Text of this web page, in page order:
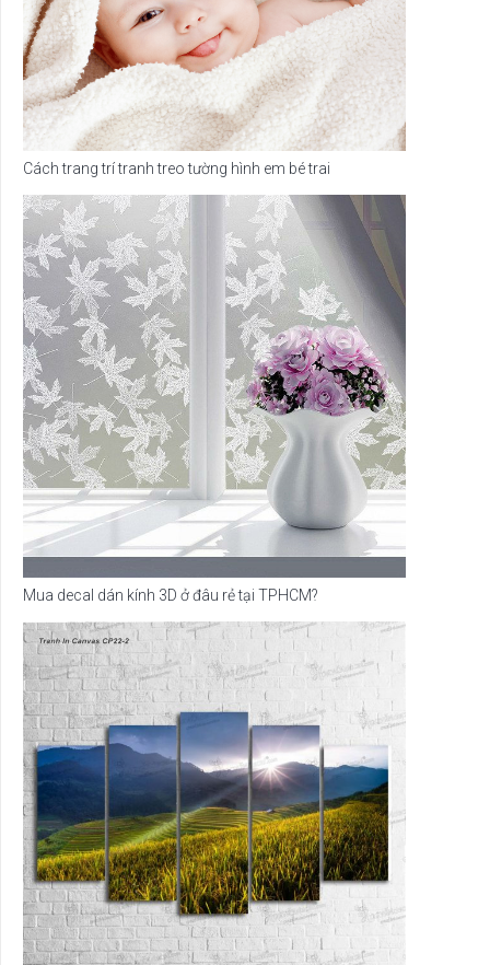
Cách trang trí tranh treo tường hình em bé trai
Mua decal dán kính 3D ở đâu rẻ tại TPHCM?